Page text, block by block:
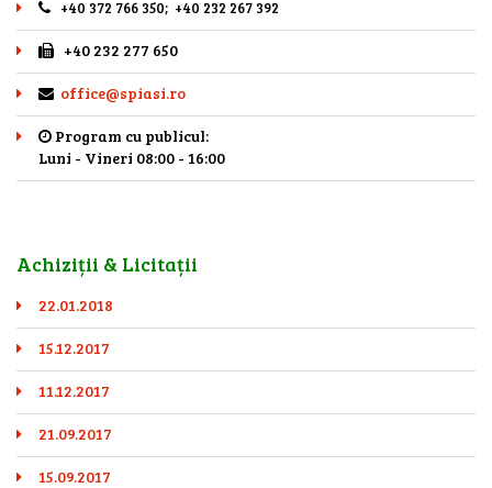
+40 372 766 350; +40 232 267 392
+40 232 277 650
office@spiasi.ro
Program cu publicul:
Luni - Vineri 08:00 - 16:00
Achiziții & Licitații
22.01.2018
15.12.2017
11.12.2017
21.09.2017
15.09.2017